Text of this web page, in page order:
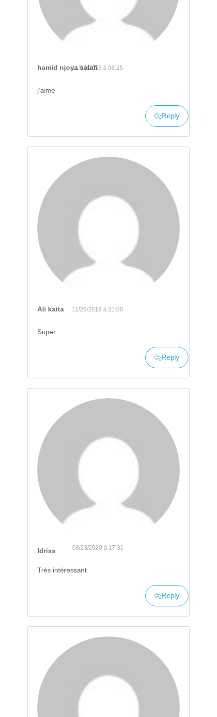
hamid njoya salafi11/03/2016 à 08:25
j’aime
Reply
Ali kaita 11/26/2018 à 21:00
Super
Reply
Idriss 08/23/2020 à 17:31
Très intéressant
Reply